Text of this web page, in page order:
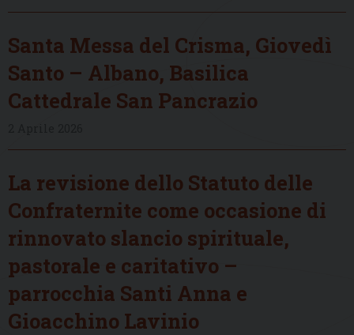
Santa Messa del Crisma, Giovedì
Santo – Albano, Basilica
Cattedrale San Pancrazio
La revisione dello Statuto delle
Confraternite come occasione di
rinnovato slancio spirituale,
pastorale e caritativo –
parrocchia Santi Anna e
Gioacchino Lavinio